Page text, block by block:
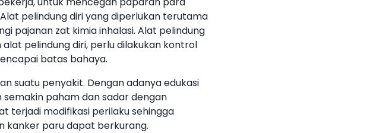
pelindung diri yang diperlukan terutama
pajanan zat kimia inhalasi. Alat pelindung
pelindung diri, perlu dilakukan kontrol
batas bahaya.
suatu penyakit. Dengan adanya edukasi
paham dan sadar dengan
terjadi modifikasi perilaku sehingga
kanker paru dapat berkurang.